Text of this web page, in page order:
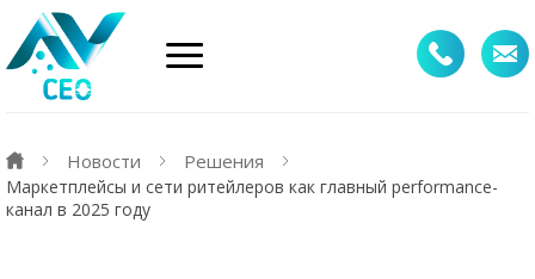
Новости Решения
Маркетплейсы и сети ритейлеров как главный performance-
канал в 2025 году